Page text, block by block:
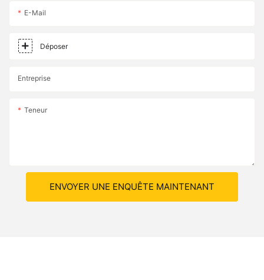
E-Mail
Déposer
Entreprise
Teneur
ENVOYER UNE ENQUÊTE MAINTENANT